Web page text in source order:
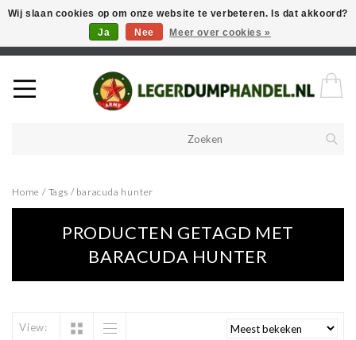
Welkom in onze webshop! Als u een product zoekt en deze niet kan
vinden in de webwinkel, neem vooral contact op!
Home / Tags / baracuda hunter
PRODUCTEN GETAGD MET
BARACUDA HUNTER
View:
Wij slaan cookies op om onze website te verbeteren. Is dat akkoord?
Ja
Nee Meer over cookies »